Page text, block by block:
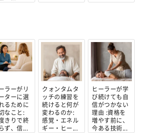
ラーがリ
ターに選
るために
なこと:
きりで終
ず、信...
クォンタムタ
ッチの練習を
続けると何が
変わるのか:
感覚・エネル
ギー・ヒー...
ヒーラーが学
び続けても自
信がつかない
理由 :資格を
増やす前に、
今ある技術...